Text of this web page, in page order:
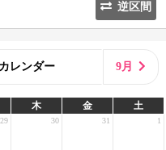
逆区間
レンダー 9月
木 金 土
29 30 31 1